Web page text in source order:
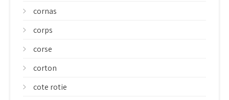
cornas
corps
corse
corton
cote rotie